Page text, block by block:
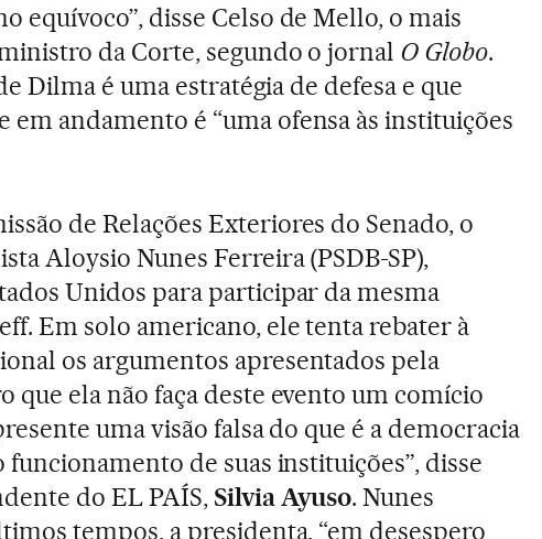
equívoco”, disse Celso de Mello, o mais
da Corte, segundo o jornal O Globo.
Dilma é uma estratégia de defesa e que
em andamento é “uma ofensa às instituições
de Relações Exteriores do Senado, o
Aloysio Nunes Ferreira (PSDB-SP),
Unidos para participar da mesma
Em solo americano, ele tenta rebater à
os argumentos apresentados pela
que ela não faça deste evento um comício
uma visão falsa do que é a democracia
funcionamento de suas instituições”, disse
do EL PAÍS,Silvia Ayuso. Nunes
tempos, a presidenta, “em desespero